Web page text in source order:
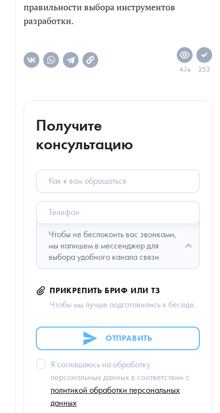
правильности выбора инструментов
разработки.
4.1к 253
Получите
консультацию
Как
вам
обращаться
Телефон
Чтобы не беспокоить вас звонками,
мы напишем в мессенджер для
выбора удобного канала связи
ПРИКРЕПИТЬ БРИФ ИЛИ ТЗ
Чтобы мы лучше подготовились к беседе.
ОТПРАВИТЬ
Я соглашаюсь на обработку
персональных данных в соответствии с
политикой обработки персональных
данных